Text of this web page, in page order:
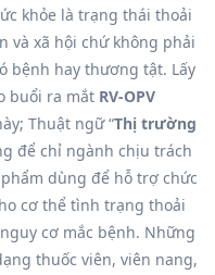
khỏe là trạng thái thoải
và xã hội chứ không phải
bệnh hay thương tật. Lấy
buổi ra mắt RV-OPV
Thuật ngữ “Thị trường
để chỉ ngành chịu trách
dùng để hỗ trợ chức
cơ thể tình trạng thoải
cơ mắc bệnh. Những
thuốc viên, viên nang,